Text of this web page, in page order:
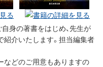
身の著書をはじめ、先生が
介いたします。担当編集者
などのご用意もありますの